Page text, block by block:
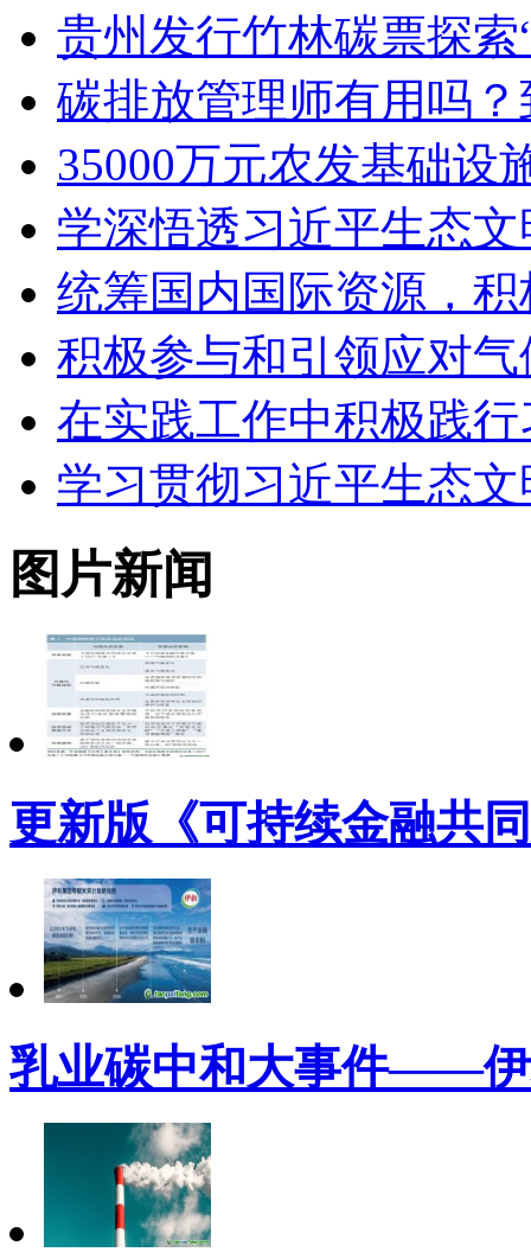
贵州发行竹林碳票探索
碳排放管理师有用吗
35000万元农发基础设
学深悟透习近平生态
统筹国内国际资源，
积极参与和引领应对
在实践工作中积极践
学习贯彻习近平生态
图片新闻
更新版《可持续金融共
乳业碳中和大事件——伊